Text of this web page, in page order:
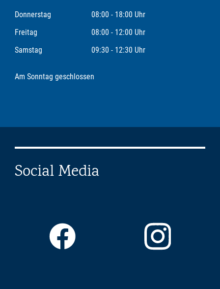
Donnerstag
08:00 - 18:00 Uhr
Freitag
08:00 - 12:00 Uhr
Samstag
09:30 - 12:30 Uhr
Am Sonntag geschlossen
Social Media